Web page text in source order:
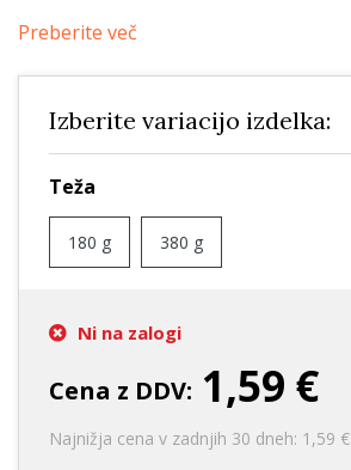
Preberite več
Izberite variacijo izdelka:
Teža
180 g 380 g
Ni na zalogi
Cena z DDV: 1,59 €
Najnižja cena v zadnjih 30 dneh: 1,59 €